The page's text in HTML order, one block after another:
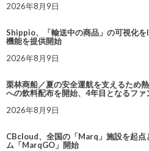
2026年8月9日
Shippio、「輸送中の商品」の可視化
機能を提供開始
2026年8月9日
栗林商船／夏の安全運航を支えるため
への飲料配布を開始、4年目となるフ
2026年8月9日
CBcloud、全国の「Marq」施設を起点
ム「MarqGO」開始